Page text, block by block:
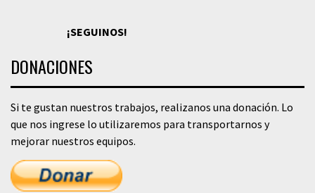
¡SEGUINOS!
DONACIONES
Si te gustan nuestros trabajos, realizanos una donación. Lo
que nos ingrese lo utilizaremos para transportarnos y
mejorar nuestros equipos.